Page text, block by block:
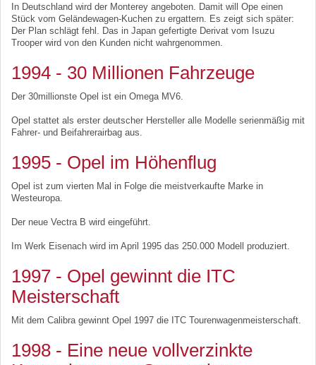
In Deutschland wird der Monterey angeboten. Damit will Ope einen
Stück vom Geländewagen-Kuchen zu ergattern. Es zeigt sich später:
Der Plan schlägt fehl. Das in Japan gefertigte Derivat vom Isuzu
Trooper wird von den Kunden nicht wahrgenommen.
1994 - 30 Millionen Fahrzeuge
Der 30millionste Opel ist ein Omega MV6.
Opel stattet als erster deutscher Hersteller alle Modelle serienmäßig mit
Fahrer- und Beifahrerairbag aus.
1995 - Opel im Höhenflug
Opel ist zum vierten Mal in Folge die meistverkaufte Marke in
Westeuropa.
Der neue Vectra B wird eingeführt.
Im Werk Eisenach wird im April 1995 das 250.000 Modell produziert.
1997 - Opel gewinnt die ITC
Meisterschaft
Mit dem Calibra gewinnt Opel 1997 die ITC Tourenwagenmeisterschaft.
1998 - Eine neue vollverzinkte